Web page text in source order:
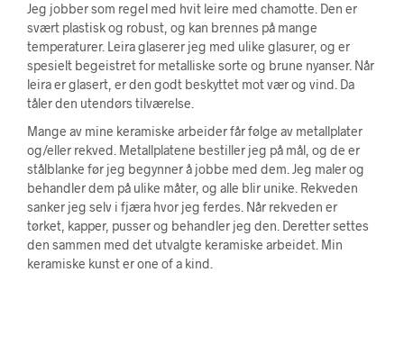
Jeg jobber som regel med hvit leire med chamotte. Den er
svært plastisk og robust, og kan brennes på mange
temperaturer. Leira glaserer jeg med ulike glasurer, og er
spesielt begeistret for metalliske sorte og brune nyanser. Når
leira er glasert, er den godt beskyttet mot vær og vind. Da
tåler den utendørs tilværelse.
Mange av mine keramiske arbeider får følge av metallplater
og/eller rekved. Metallplatene bestiller jeg på mål, og de er
stålblanke før jeg begynner å jobbe med dem. Jeg maler og
behandler dem på ulike måter, og alle blir unike. Rekveden
sanker jeg selv i fjæra hvor jeg ferdes. Når rekveden er
tørket, kapper, pusser og behandler jeg den. Deretter settes
den sammen med det utvalgte keramiske arbeidet. Min
keramiske kunst er one of a kind.